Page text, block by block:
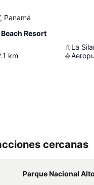
Panamá
Resort
km
La
cercanas
Parque Nacional Altos